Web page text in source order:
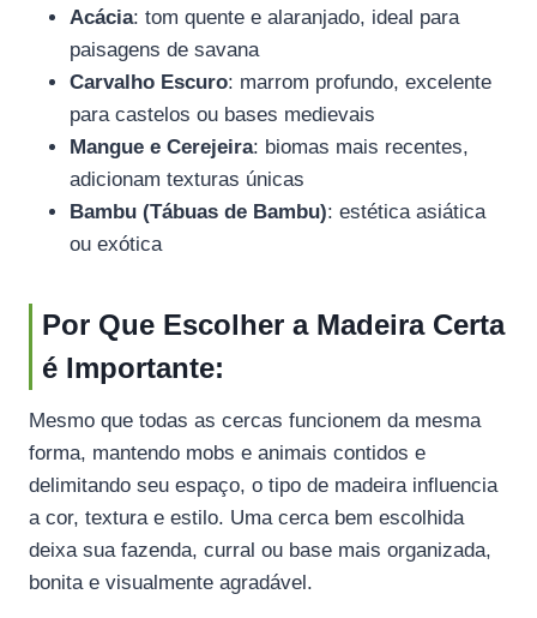
Acácia: tom quente e alaranjado, ideal para
paisagens de savana
Carvalho Escuro: marrom profundo, excelente
para castelos ou bases medievais
Mangue e Cerejeira: biomas mais recentes,
adicionam texturas únicas
Bambu (Tábuas de Bambu): estética asiática
ou exótica
Por Que Escolher a Madeira Certa
é Importante:
Mesmo que todas as cercas funcionem da mesma
forma, mantendo mobs e animais contidos e
delimitando seu espaço, o tipo de madeira influencia
a cor, textura e estilo. Uma cerca bem escolhida
deixa sua fazenda, curral ou base mais organizada,
bonita e visualmente agradável.